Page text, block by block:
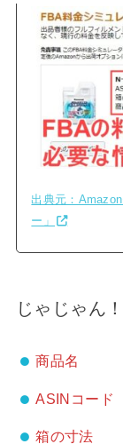
出典元：
ー」
じゃじゃん！
商品名
ASINコード
箱の寸法